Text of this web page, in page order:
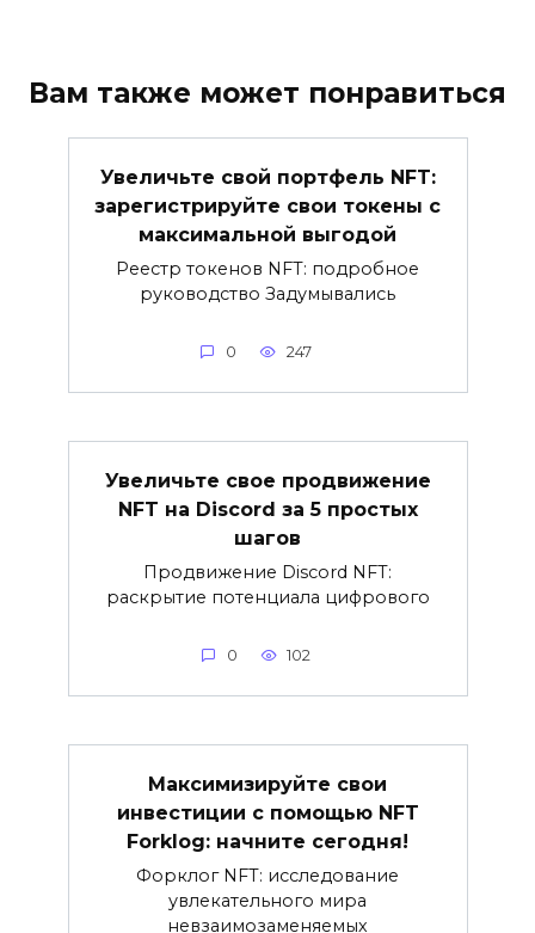
Вам также может понравиться
Увеличьте свой портфель NFT:
зарегистрируйте свои токены с
максимальной выгодой
Реестр токенов NFT: подробное
руководство Задумывались
0 247
Увеличьте свое продвижение
NFT на Discord за 5 простых
шагов
Продвижение Discord NFT:
раскрытие потенциала цифрового
0 102
Максимизируйте свои
инвестиции с помощью NFT
Forklog: начните сегодня!
Форклог NFT: исследование
увлекательного мира
невзаимозаменяемых